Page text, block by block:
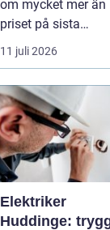
om mycket mer än
priset på sista
raden. För många
entrepren...
11 juli 2026
Elektriker
Huddinge: